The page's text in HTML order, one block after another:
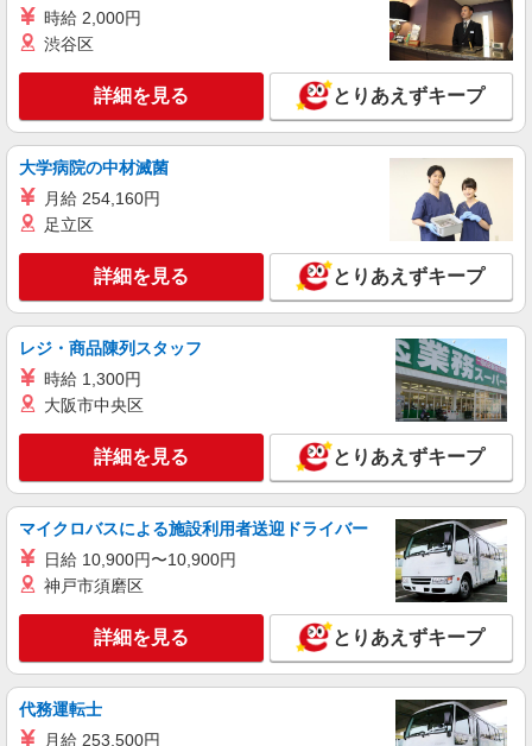
時給 2,000円
渋谷区
詳細を見る とりあえずキープ
大学病院の中材滅菌
月給 254,160円
足立区
詳細を見る とりあえずキープ
レジ・商品陳列スタッフ
時給 1,300円
大阪市中央区
詳細を見る とりあえずキープ
マイクロバスによる施設利用者送迎ドライバー
日給 10,900円〜10,900円
神戸市須磨区
詳細を見る とりあえずキープ
代務運転士
月給 253,500円